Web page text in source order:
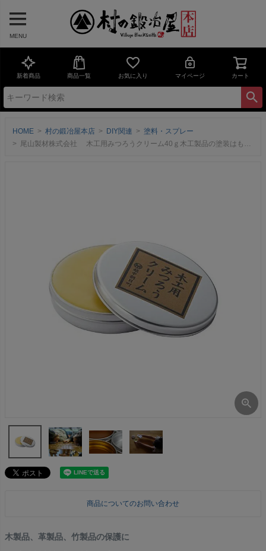
MENU
新着商品 商品一覧 お気に入り マイページ カート
HOME 村の鍛冶屋本店 DIY関連
塗料・スプレー
尾山製材株式会社 木工用みつろうクリーム40ｇ木工製品の塗装はもちろん、革製品・竹製品の保護にも使える【ネコポス配送】【頑張って送料無料！】
商品についてのお問い合わせ
木製品、革製品、竹製品の保護に